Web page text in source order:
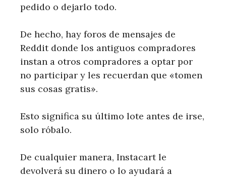
pedido o dejarlo todo.
De hecho, hay foros de mensajes de
Reddit donde los antiguos compradores
instan a otros compradores a optar por
no participar y les recuerdan que «tomen
sus cosas gratis».
Esto significa su último lote antes de irse,
solo róbalo.
De cualquier manera, Instacart le
devolverá su dinero o lo ayudará a